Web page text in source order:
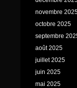
novembre
octobre 2025
septembre
août 2025
juillet 2025
juin 2025
mai 2025